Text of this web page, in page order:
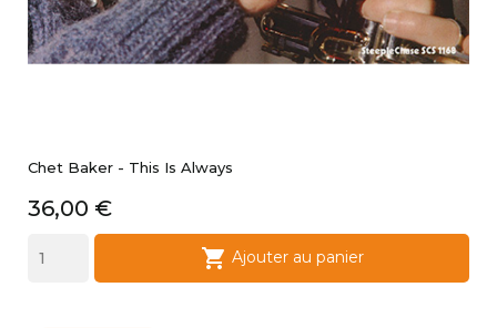
Chet Baker - This Is Always
Prix
36,00 €
 Ajouter au panier